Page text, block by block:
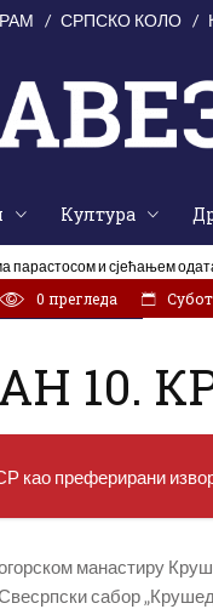
СРПСКО КОЛО
Култура
парастосом и сјећањем
славе/Култура
0 прегледа
10.
као преферирани
манастиру
сабор